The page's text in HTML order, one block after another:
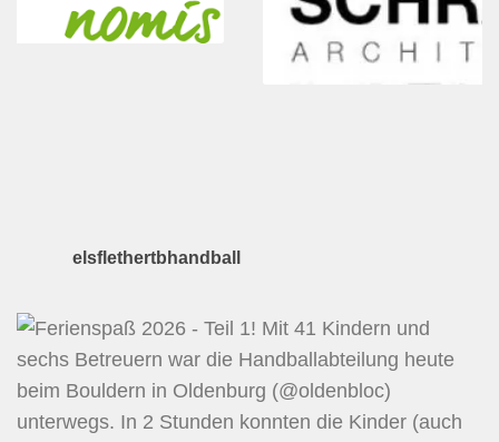
elsflethertbhandball